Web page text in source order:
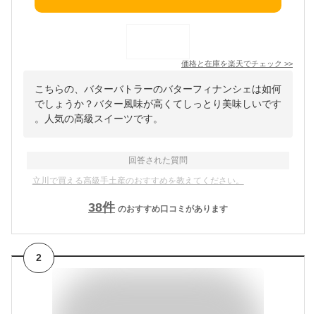
価格と在庫を楽天でチェック >>
こちらの、バターバトラーのバターフィナンシェは如何
でしょうか？バター風味が高くてしっとり美味しいです
。人気の高級スイーツです。
回答された質問
立川で買える高級手土産のおすすめを教えてください。
38件 のおすすめ口コミがあります
2